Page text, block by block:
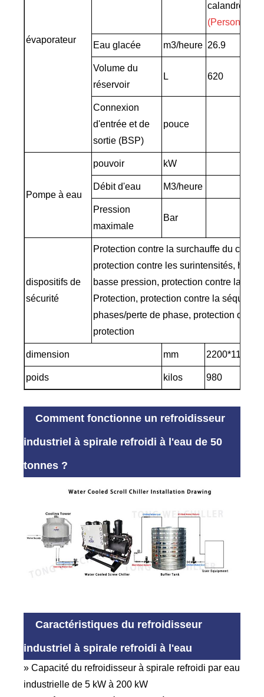
évaporateur
calandre et à
Eau glacée m3/heure 26.9
Volume du
réservoir
L 620
Connexion
d'entrée et de
sortie (BSP)
pouce
Pompe à eau
pouvoir kW
Débit d'eau M3/heure
Pression
maximale
Bar
dispositifs de
sécurité
Protection contre la surchauffe du
protection contre les surintensités, haute
basse pression, protection contre la
Protection, protection contre la
phases/perte de phase, protection de
protection
dimension mm
poids kilos 980
Comment fonctionne un refroidisseur
industriel à spirale refroidi à l'eau de 50
tonnes ?
Caractéristiques du refroidisseur
industriel à spirale refroidi à l'eau
» Capacité du refroidisseur à spirale refroidi par eau
industrielle de 5 kW à 200 kW